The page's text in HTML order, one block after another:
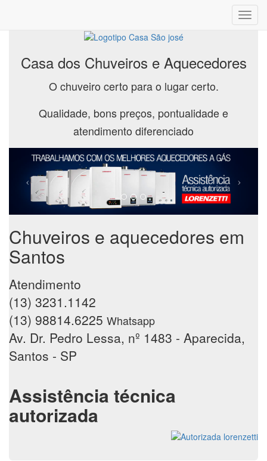
Casa dos Chuveiros e Aquecedores
O chuveiro certo para o lugar certo.
Qualidade, bons preços, pontualidade e
atendimento diferenciado
Chuveiros e aquecedores em
Santos
Atendimento
(13) 3231.1142
(13) 98814.6225 Whatsapp
Av. Dr. Pedro Lessa, nº 1483 - Aparecida,
Santos - SP
Assistência técnica
autorizada